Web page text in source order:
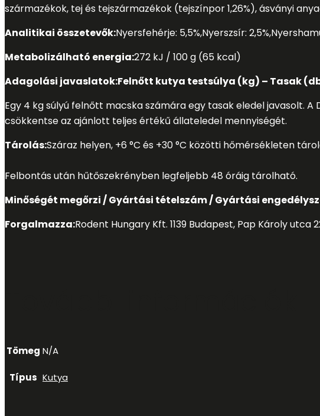
származékok, tej és tejszármazékok (tejszínpor 1,26%), ásványi
Analitikai összetevők:Nyersfehérje: 5,5%,Nyerszsír: 2,5%,
Metabolizálható energia:272 kJ / 100 g (65 kcal)
Adagolási javaslatok:Felnőtt kutya testsúlya (kg) – Tasak
Egy 4 kg súlyú felnőtt macska számára egy tasak eledel javasolt.
csökkentse az ajánlott teljes értékű állateledel mennyiségét.
Tárolás:Száraz helyen, +6 °C és +30 °C közötti hőmérsékleten
Felbontás után hűtőszekrényben legfeljebb 48 óráig tárolható.
Minőségét megőrzi / Gyártási tételszám / Gyártási
Forgalmazza:Rodent Hungary Kft. 1139 Budapest, Pap Károly
Tömeg N/A
Típus Kutya